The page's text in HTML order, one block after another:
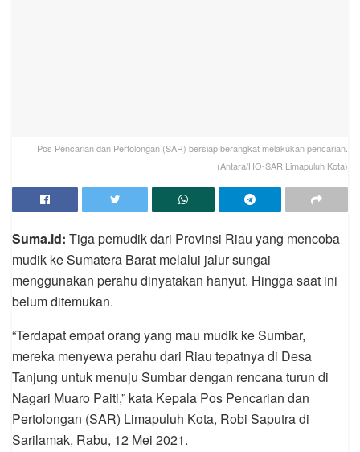
Pos Pencarian dan Pertolongan (SAR) bersiap berangkat melakukan pencarian.
(Antara/HO-SAR Limapuluh Kota)
Suma.id: Tiga pemudik dari Provinsi Riau yang mencoba
mudik ke Sumatera Barat melalui jalur sungai
menggunakan perahu dinyatakan hanyut. Hingga saat ini
belum ditemukan.
“Terdapat empat orang yang mau mudik ke Sumbar,
mereka menyewa perahu dari Riau tepatnya di Desa
Tanjung untuk menuju Sumbar dengan rencana turun di
Nagari Muaro Paiti,” kata Kepala Pos Pencarian dan
Pertolongan (SAR) Limapuluh Kota, Robi Saputra di
Sarilamak, Rabu, 12 Mei 2021.